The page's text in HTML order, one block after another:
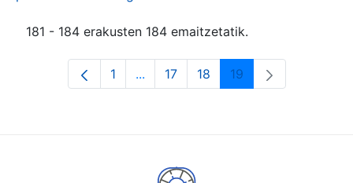
181 - 184 erakusten 184 emaitzetatik.
Orrialdea
1 ...Intermediate Pages Use TAB to
Orrialdea
17 Orrialdea
18 Orrialdea
19